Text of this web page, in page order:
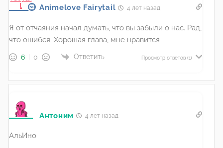
Animelove Fairytail 4 лет назад
Я от отчаяния начал думать, что вы забыли о нас. Рад,
что ошибся. Хорошая глава, мне нравится
6 0 Ответить Просмотр ответов (1)
Антоним 4 лет назад
АльИно